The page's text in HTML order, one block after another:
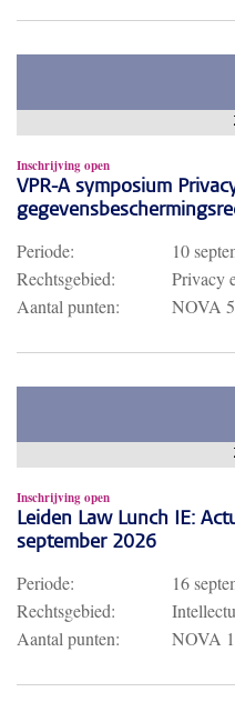
Inschrijving open
VPR-A symposium
Periode:
10
Rechtsgebied:
Privacy
Aantal punten:
NOVA 5
Inschrijving open
Leiden Law Lunch IE:
september 2026
Periode:
16
Rechtsgebied:
Aantal punten:
NOVA 1